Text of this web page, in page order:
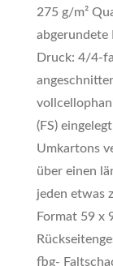
275 g/m²
abgerundete
Druck: 4/4-
(FS)
Umkartons
über einen
jeden etwas
Format 59 x
fbg-